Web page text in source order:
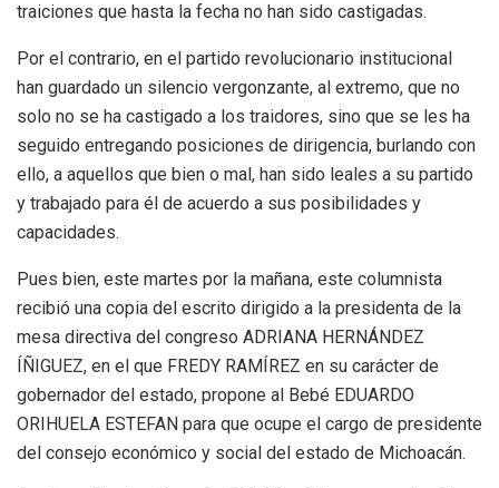
traiciones que hasta la fecha no han sido castigadas.
Por el contrario, en el partido revolucionario institucional
han guardado un silencio vergonzante, al extremo, que no
solo no se ha castigado a los traidores, sino que se les ha
seguido entregando posiciones de dirigencia, burlando con
ello, a aquellos que bien o mal, han sido leales a su partido
y trabajado para él de acuerdo a sus posibilidades y
capacidades.
Pues bien, este martes por la mañana, este columnista
recibió una copia del escrito dirigido a la presidenta de la
mesa directiva del congreso ADRIANA HERNÁNDEZ
ÍÑIGUEZ, en el que FREDY RAMÍREZ en su carácter de
gobernador del estado, propone al Bebé EDUARDO
ORIHUELA ESTEFAN para que ocupe el cargo de presidente
del consejo económico y social del estado de Michoacán.